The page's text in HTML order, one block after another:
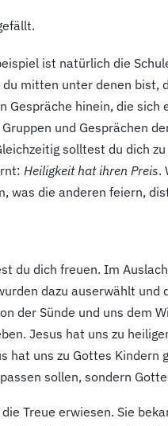
ist natürlich die
mitten unter denen bist,
hinein, die sich
und Gesprächen
solltest du dich
Heiligkeit hat ihren Preis.
was die anderen feiern,
dich freuen. Im
dazu auserwählt
der Sünde und uns dem
Jesus hat uns zu
uns zu Gottes
sollen, sondern
Treue erwiesen. Sie